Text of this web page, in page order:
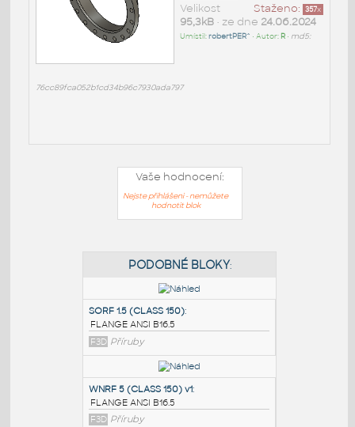
Staženo: 357x
Velikost
95,3kB• ze dne 24.06.2024
Umístil:robertPER^ • Autor: R• md5:
76cc89fca052b1cd34b96c7930ada797
Vaše hodnocení:
Nejste přihlášeni - nemůžete
hodnotit blok
PODOBNÉ BLOKY